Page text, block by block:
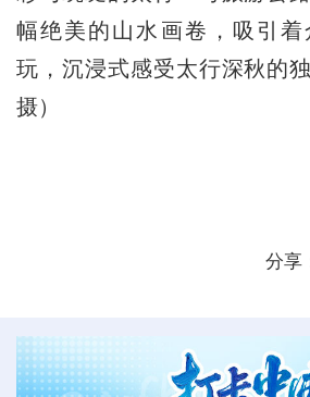
幅绝美的山水画卷，吸引
玩，沉浸式感受太行深秋的
摄）
分享